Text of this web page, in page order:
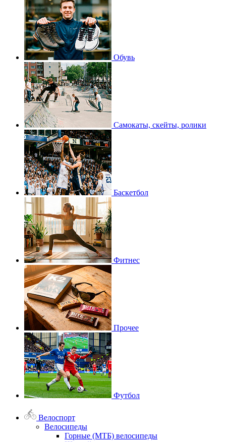
Обувь
Самокаты, скейты, ролики
Баскетбол
Фитнес
Прочее
Футбол
Велоспорт
Велосипеды
Горные (МТБ) велосипеды